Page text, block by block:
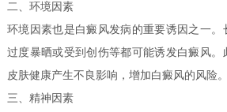
二、环境因素
环境因素也是白癜风发病的重要诱因之一。
过度暴晒或受到创伤等都可能诱发白癜风
皮肤健康产生不良影响，增加白癜风的风险。
三、精神因素